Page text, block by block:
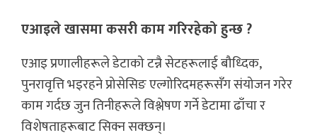
एआइले खासमा कसरी काम गरिरहेको हुन्छ ?
एआइ प्रणालीहरूले डेटाको टन्नै सेटहरूलाई बौध्दिक,
पुनरावृत्ति भइरहने प्रोसेसिङ एल्गोरिदमहरूसँग संयोजन गरेर
काम गर्दछ जुन तिनीहरूले विश्लेषण गर्ने डेटामा ढाँचा र
विशेषताहरूबाट सिक्न सक्छन्।